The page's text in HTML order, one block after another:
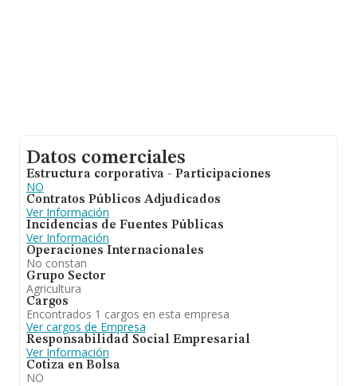
Datos comerciales
Estructura corporativa - Participaciones
NO
Contratos Públicos Adjudicados
Ver Información
Incidencias de Fuentes Públicas
Ver Información
Operaciones Internacionales
No constan
Grupo Sector
Agricultura
Cargos
Encontrados 1 cargos en esta empresa
Ver cargos de Empresa
Responsabilidad Social Empresarial
Ver Información
Cotiza en Bolsa
NO